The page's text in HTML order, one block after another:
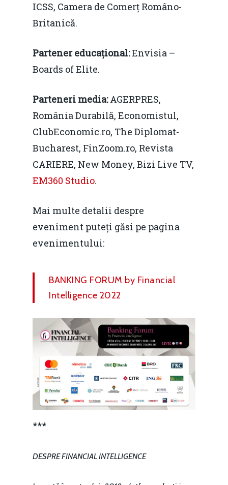
ICSS, Camera de Comerț Româno-
Britanică.
Partener educațional:Envisia –
Boards of Elite.
Parteneri media:AGERPRES,
România Durabilă, Economistul,
ClubEconomic.ro, The Diplomat-
Bucharest, FinZoom.ro, Revista
CARIERE, New Money, Bizi Live TV,
EM360 Studio.
Mai multe detalii despre
eveniment puteți găsi pe pagina
evenimentului:
BANKING FORUM by Financial
Intelligence 2022
***
DESPRE FINANCIAL INTELLIGENCE